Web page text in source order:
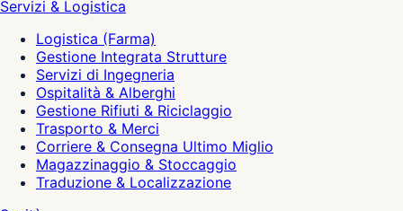
Servizi & Logistica
Logistica (Farma)
Gestione Integrata Strutture
Servizi di Ingegneria
Ospitalità & Alberghi
Gestione Rifiuti & Riciclaggio
Trasporto & Merci
Corriere & Consegna Ultimo Miglio
Magazzinaggio & Stoccaggio
Traduzione & Localizzazione